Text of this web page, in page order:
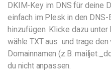
DKIM-Key im DNS für deine
einfach im Plesk in den
hinzufügen. Klicke dazu unter
wähle TXT aus und trage
Domainnamen (z.B.
du nicht anpassen.